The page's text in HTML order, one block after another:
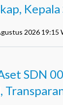
Kepala
2026 19:15
SDN